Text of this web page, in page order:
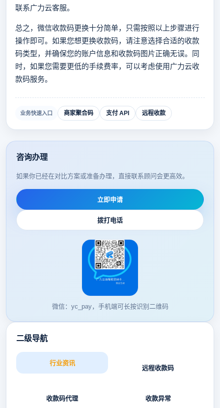
联系广力云客服。
总之，微信收款码更换十分简单，只需按照以上步骤进行
操作即可。如果您想更换收款码，请注意选择合适的收款
码类型，并确保您的账户信息和收款码图片正确无误。同
时，如果您需要更低的手续费率，可以考虑使用广力云收
款码服务。
业务快速入口 商家聚合码 支付 API 远程收款
咨询办理
如果你已经在对比方案或准备办理，直接联系顾问会更高效。
立即申请
拨打电话
微信：yc_pay，手机端可长按识别二维码
二级导航
行业资讯
远程收款码
收款码代理 收款异常